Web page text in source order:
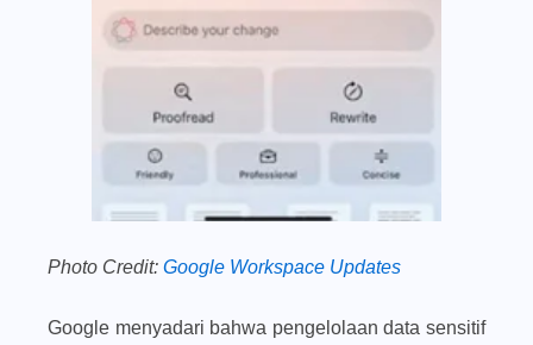
Photo Credit: Google Workspace Updates
Google menyadari bahwa pengelolaan data sensitif